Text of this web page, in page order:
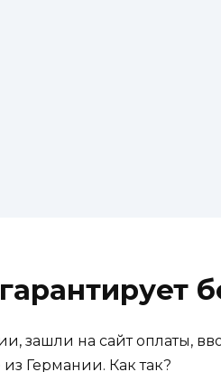
зашли на сайт оплаты,
Германии. Как так?